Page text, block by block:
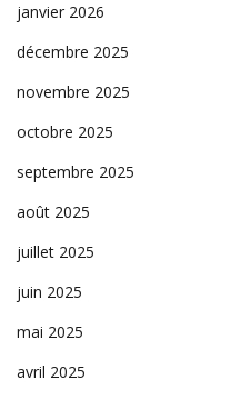
janvier 2026
décembre 2025
novembre 2025
octobre 2025
septembre 2025
août 2025
juillet 2025
juin 2025
mai 2025
avril 2025